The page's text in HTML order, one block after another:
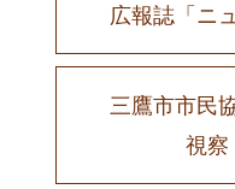
広報誌「ニ
三鷹市市民
視察